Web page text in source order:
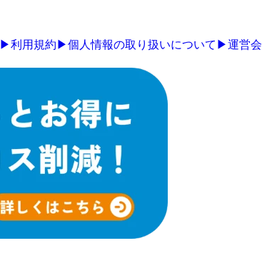
▶利用規約 ▶個人情報の取り扱いについて ▶運営